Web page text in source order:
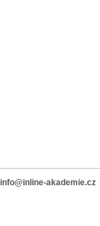
info@inline-akademie.cz